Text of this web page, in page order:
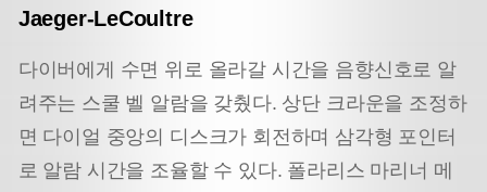
Jaeger-LeCoultre
다이버에게 수면 위로 올라갈 시간을 음향신호로 알
려주는 스쿨 벨 알람을 갖췄다. 상단 크라운을 조정하
면 다이얼 중앙의 디스크가 회전하며 삼각형 포인터
로 알람 시간을 조율할 수 있다. 폴라리스 마리너 메